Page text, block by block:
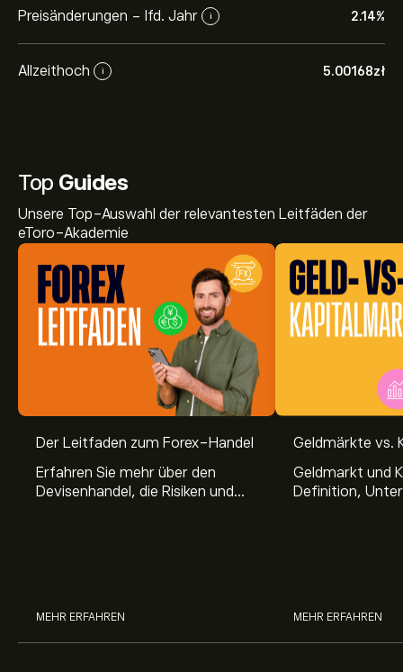
Preisänderungen - lfd. Jahr i 2.14%
Allzeithoch i 5.00168‎zł‎
Top Guides
Unsere Top-Auswahl der relevantesten Leitfäden der
eToro-Akademie
Der Leitfaden zum Forex-Handel
Erfahren Sie mehr über den
Devisenhandel, die Risiken und
MEHR ERFAHREN
Geldmärkte vs.
Geldmarkt und
Definition,
MEHR ERFAHREN